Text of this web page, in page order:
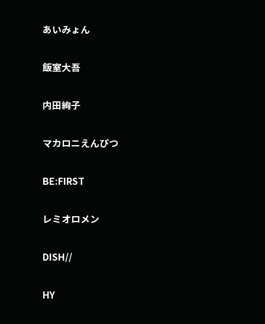
あいみょん
飯室大吾
内田絢子
マカロニえんぴつ
BE:FIRST
レミオロメン
DISH//
HY